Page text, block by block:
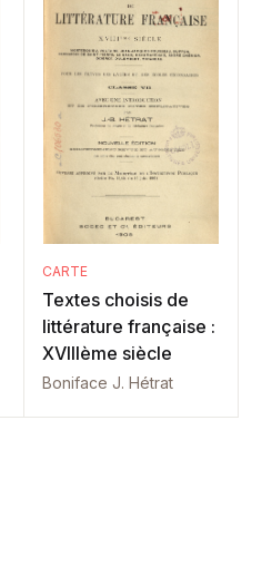
CARTE
Textes choisis de
littérature française :
XVIIIème siècle
Boniface J. Hétrat